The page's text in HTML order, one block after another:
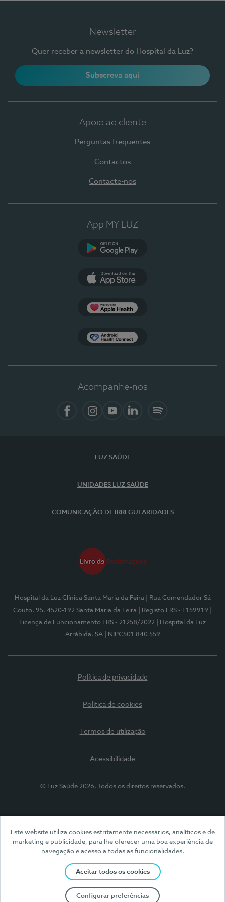
Este website utiliza cookies estritamente necessários, analíticos e de
marketing e publicidade, para lhe oferecer uma boa experiência de
navegação e acesso a todas as funcionalidades.
Aceitar todos os cookies
Configurar preferências
Newsletter
Quer receber a newsletter do Hospital da Luz?
Subscreva aqui
Apoio ao cliente
Perguntas frequentes
Contactos
Contacte-nos
App MY LUZ
Acompanhe-nos
LUZ SAÚDE
UNIDADES LUZ SAÚDE
COMUNICAÇÃO DE IRREGULARIDADES
Hospital da Luz Clínica Santa Maria da Feira
| Rua Comendador Sá
Couto, 95, 4520-192 Santa Maria da Feira
| Registo ERS - E159919
Licença de Funcionamento ERS - 21258/2022
| Hospital da Luz
Arrábida, SA
| NIPC501 840 559
Política de privacidade
Política de cookies
Termos de utilização
Acessibilidade
© Luz Saúde 2026. Todos os direitos reservados.